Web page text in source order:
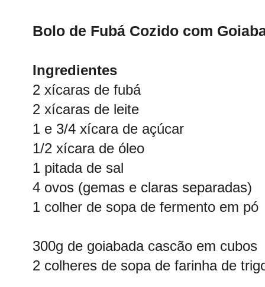
Bolo de Fubá Cozido com
Ingredientes
2 xícaras de fubá
2 xícaras de leite
1 e 3/4 xícara de açúcar
1/2 xícara de óleo
1 pitada de sal
4 ovos (gemas e claras separadas)
1 colher de sopa de fermento em pó
300g de goiabada cascão em cubos
2 colheres de sopa de farinha de